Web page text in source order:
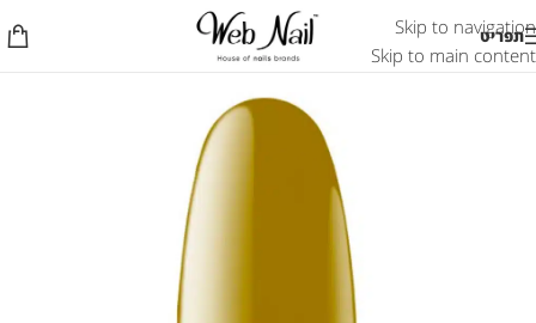
Skip to navigation
Skip to main content
תפריט
אזל המלאי